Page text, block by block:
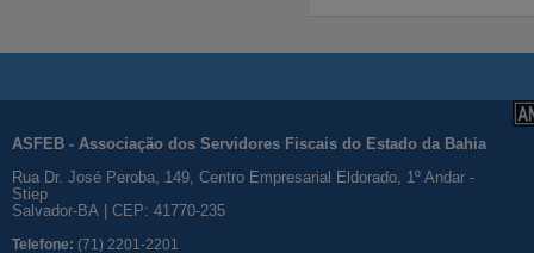
ASFEB - Associação dos Servidores Fiscais do Estado da Bahia
Rua Dr. José Peroba, 149, Centro Empresarial Eldorado, 1º Andar -
Stiep
Salvador-BA | CEP: 41770-235
Telefone: (71) 2201-2201